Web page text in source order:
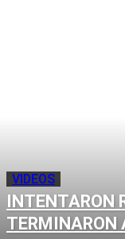
VIDEOS
INTENTARON
TERMINARON